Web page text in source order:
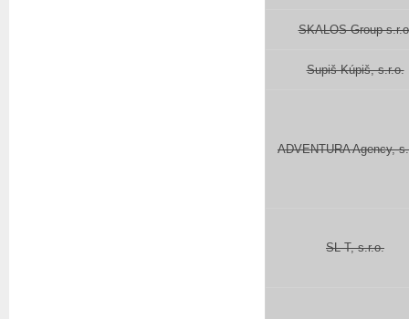
SKALOS Group
Supiš Kúpiš, s.r.o.
ADVENTURA Agency,
SL-T, s.r.o.